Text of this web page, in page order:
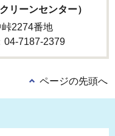
ーンセンター）
2274番地
04-7187-2379
ページの先頭へ